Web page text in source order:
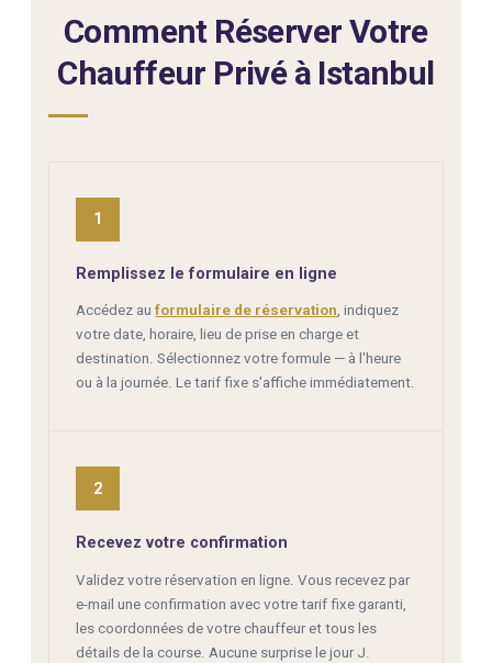
Comment Réserver Votre
Chauffeur Privé à Istanbul
1
Remplissez le formulaire en ligne
Accédez auformulaire de réservation, indiquez
votre date, horaire, lieu de prise en charge et
destination. Sélectionnez votre formule — à l'heure
ou à la journée. Le tarif fixe s'affiche immédiatement.
2
Recevez votre confirmation
Validez votre réservation en ligne. Vous recevez par
e-mail une confirmation avec votre tarif fixe garanti,
les coordonnées de votre chauffeur et tous les
détails de la course. Aucune surprise le jour J.